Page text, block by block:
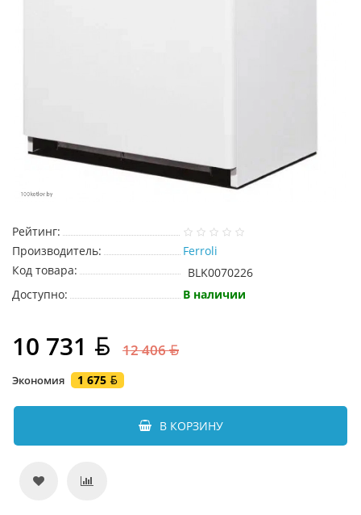
Рейтинг:
Производитель:
Ferroli
Код товара:
BLK0070226
Доступно:
В наличии
10 731 12 406
Экономия 1 675
В КОРЗИНУ